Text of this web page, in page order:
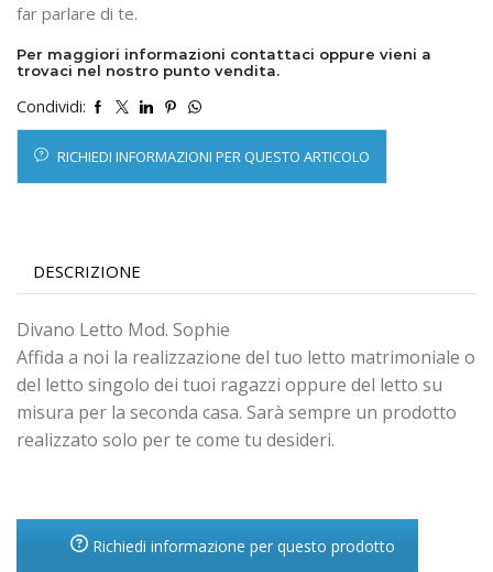
far parlare di te.
Per maggiori informazioni contattaci oppure vieni a
trovaci nel nostro punto vendita.
Condividi:
RICHIEDI INFORMAZIONI PER QUESTO ARTICOLO
DESCRIZIONE
Divano Letto Mod. Sophie
Affida a noi la realizzazione del tuo letto matrimoniale o
del letto singolo dei tuoi ragazzi oppure del letto su
misura per la seconda casa. Sarà sempre un prodotto
realizzato solo per te come tu desideri.
Richiedi informazione per questo prodotto